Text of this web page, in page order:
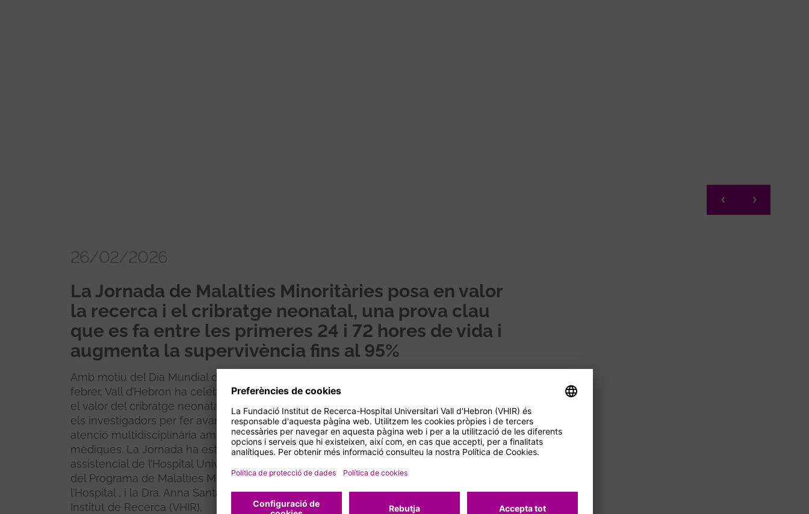
26/02/2026
La Jornada de Malalties Minoritàries posa en valor
la recerca i el cribratge neonatal, una prova clau
que es fa entre les primeres 24 i 72 hores de vida i
augmenta la supervivència fins al 95%
Amb motiu del Dia Mundial de les Malalties Minoritàries, el proper dissabte 28 de
febrer, Vall d’Hebron ha celebrat avui una Jornada que ha tingut com a eixos principals
el valor del cribratge neonatal i com els pacients i les famílies uneixen esforços amb
els investigadors per fer avançar la recerca, tan complexa que requereixen una
atenció multidisciplinària amb professionals experts de diferents especialitats
mèdiques. La Jornada ha estat inaugurada per la Dra. María José Abadías, directora
assistencial de l’Hospital Universitari Vall d’Hebron, la Dra. Mireia del Toro, coordinadora
del Programa de Malalties Minoritàries i de la Unitat de Malalties Metabòliques de
l’Hospital , i la Dra. Anna Santamaria, directora d’Estratègia Científica del Vall d’Hebron
Institut de Recerca (VHIR).